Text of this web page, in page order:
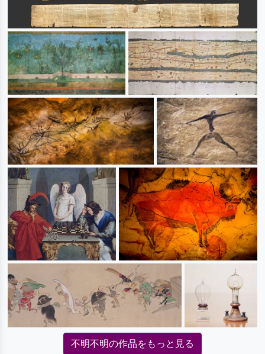
不明不明の作品をもっと見る